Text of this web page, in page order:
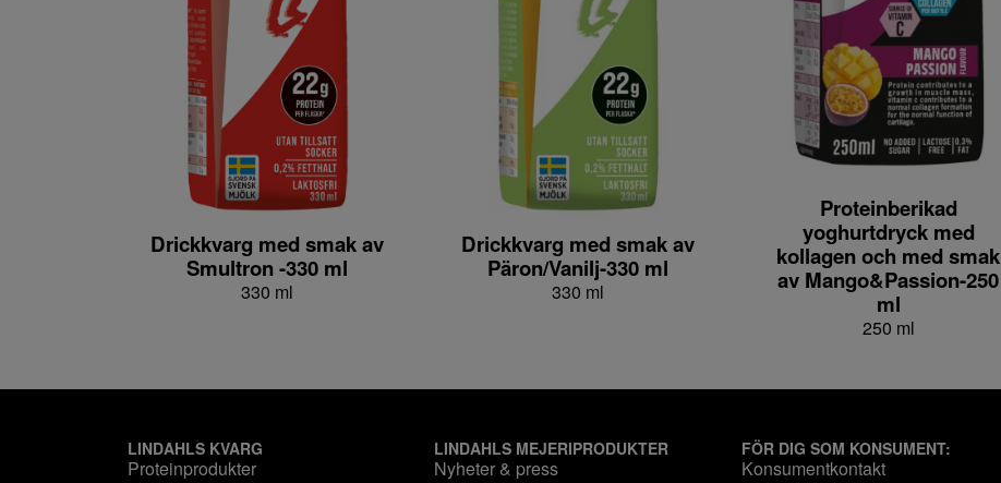
Drickkvarg med smak av
Smultron -330 ml
330 ml
Drickkvarg med smak av
Päron/Vanilj-330 ml
330 ml
Proteinberikad
yoghurtdryck med
kollagen och med smak
av Mango&Passion-250
ml
250 ml
LINDAHLS KVARG
Proteinprodukter
LINDAHLS MEJERIPRODUKTER
Nyheter & press
FÖR DIG SOM KONSUMENT:
Konsumentkontakt